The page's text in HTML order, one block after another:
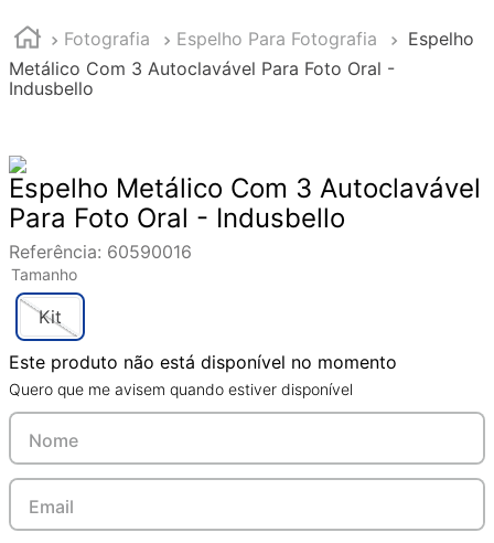
Fotografia Espelho Para Fotografia
Espelho
Metálico Com 3 Autoclavável Para Foto Oral -
Indusbello
Espelho Metálico Com 3 Autoclavável
Para Foto Oral - Indusbello
Referência: 60590016
Tamanho
Kit
Este produto não está disponível no momento
Quero que me avisem quando estiver disponível